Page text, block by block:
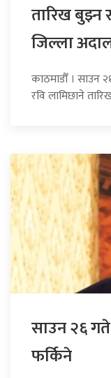
तारिख बुझ्न
जिल्ला
काठमाडौँ । साउन
रवि लामिछाने
साउन २६
फर्किने